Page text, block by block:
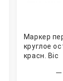
Маркер
круглое
красн. Bic